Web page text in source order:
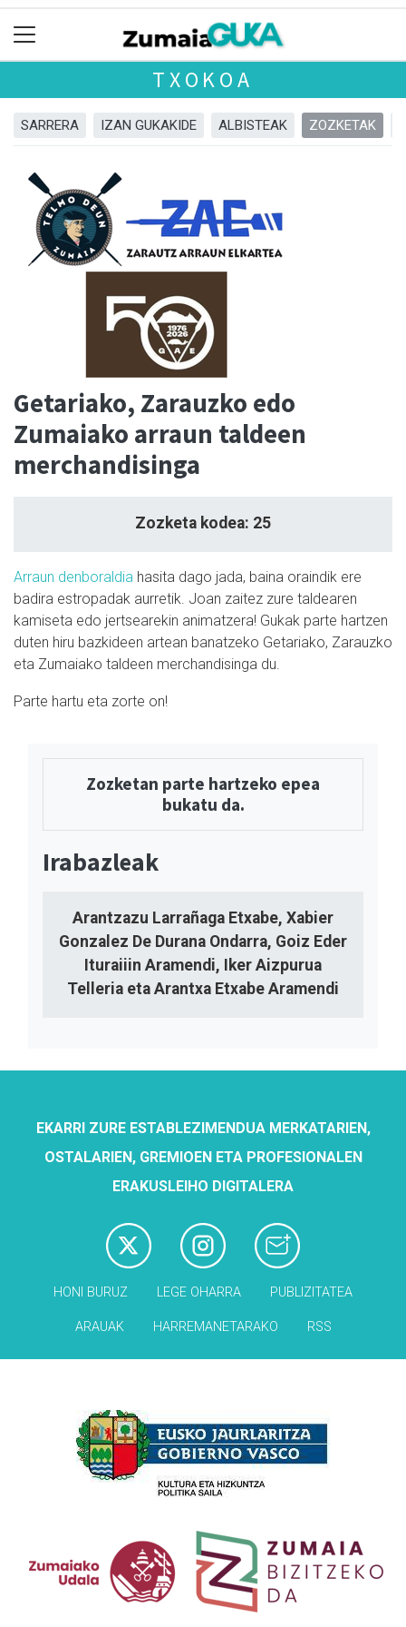
TXOKOA
SARRERA IZAN GUKAKIDE ALBISTEAK ZOZKETAK
Getariako, Zarauzko edo
Zumaiako arraun taldeen
merchandisinga
Zozketa kodea: 25
Arraun denboraldia hasita dago jada, baina oraindik ere
badira estropadak aurretik. Joan zaitez zure taldearen
kamiseta edo jertsearekin animatzera! Gukak parte hartzen
duten hiru bazkideen artean banatzeko Getariako, Zarauzko
eta Zumaiako taldeen merchandisinga du.
Parte hartu eta zorte on!
Zozketan parte hartzeko epea
bukatu da.
Irabazleak
Arantzazu Larrañaga Etxabe, Xabier
Gonzalez De Durana Ondarra, Goiz Eder
Ituraiiin Aramendi, Iker Aizpurua
Telleria eta Arantxa Etxabe Aramendi
EKARRI ZURE ESTABLEZIMENDUA MERKATARIEN,
OSTALARIEN, GREMIOEN ETA PROFESIONALEN
ERAKUSLEIHO DIGITALERA
HONI BURUZ LEGE OHARRA PUBLIZITATEA
ARAUAK HARREMANETARAKO RSS